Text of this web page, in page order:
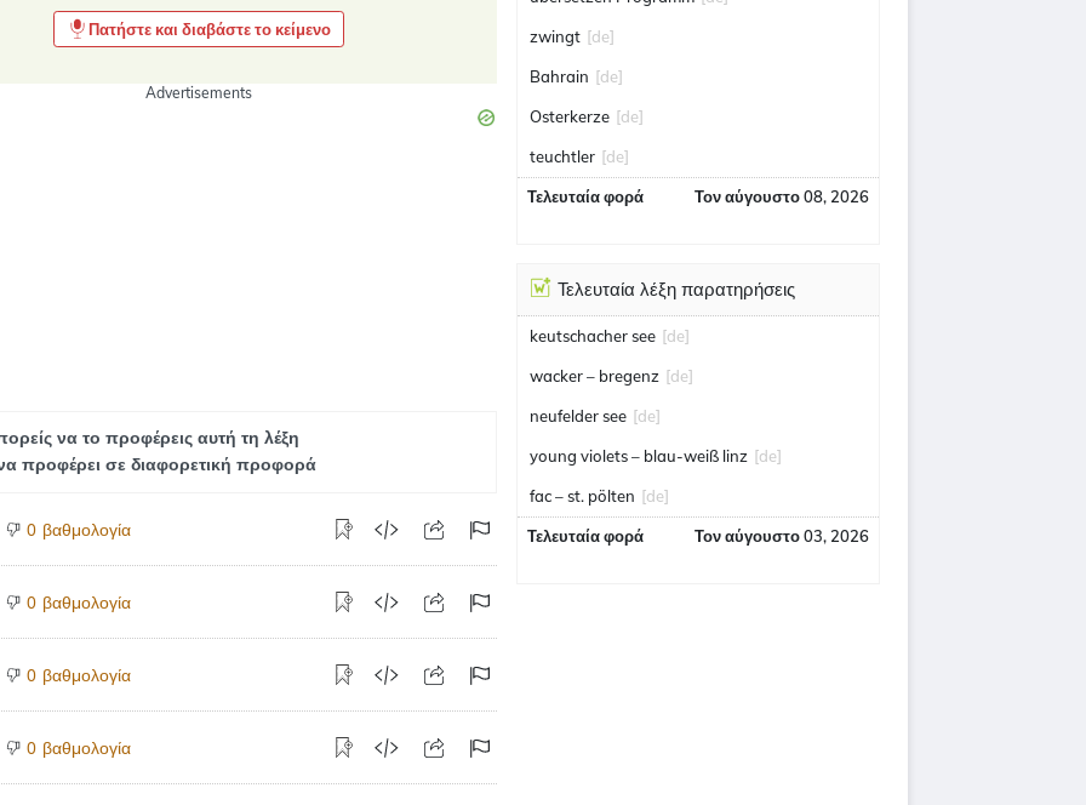
Πατήστε και διαβάστε το κείμενο
Advertisements
να το προφέρεις αυτή τη λέξη
προφέρει σε διαφορετική προφορά
0 βαθμολογία
0 βαθμολογία
0 βαθμολογία
0 βαθμολογία
zwingt [de]
Bahrain [de]
Osterkerze [de]
teuchtler [de]
Τελευταία φορά Τον αύγουστο 08, 2026
Τελευταία λέξη παρατηρήσεις
keutschacher see [de]
wacker – bregenz [de]
neufelder see [de]
young violets – blau-weiß linz [de]
fac – st. pölten [de]
Τελευταία φορά Τον αύγουστο 03, 2026